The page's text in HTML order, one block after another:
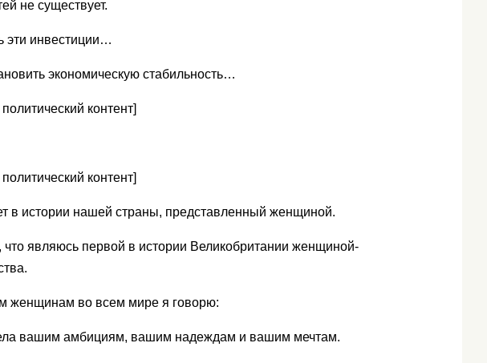
не существует.
эти инвестиции…
экономическую стабильность…
контент]
контент]
в истории нашей страны, представленный женщиной.
что являюсь первой в истории Великобритании женщиной-
женщинам во всем мире я говорю:
вашим амбициям, вашим надеждам и вашим мечтам.